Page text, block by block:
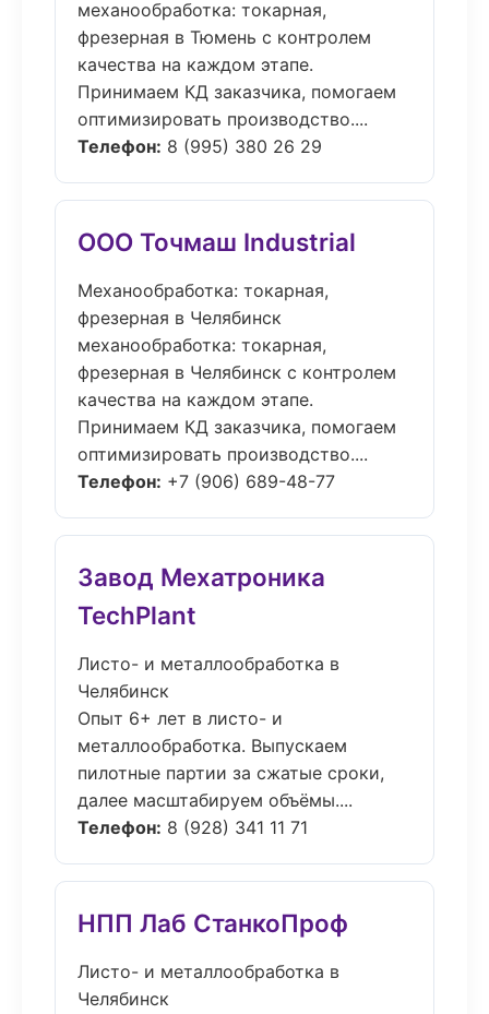
механообработка: токарная,
фрезерная в Тюмень с контролем
качества на каждом этапе.
Принимаем КД заказчика, помогаем
оптимизировать производство....
Телефон: 8 (995) 380 26 29
ООО Точмаш Industrial
Механообработка: токарная,
фрезерная в Челябинск
механообработка: токарная,
фрезерная в Челябинск с контролем
качества на каждом этапе.
Принимаем КД заказчика, помогаем
оптимизировать производство....
Телефон: +7 (906) 689-48-77
Завод Мехатроника
TechPlant
Листо- и металлообработка в
Челябинск
Опыт 6+ лет в листо- и
металлообработка. Выпускаем
пилотные партии за сжатые сроки,
далее масштабируем объёмы....
Телефон: 8 (928) 341 11 71
НПП Лаб СтанкоПроф
Листо- и металлообработка в
Челябинск